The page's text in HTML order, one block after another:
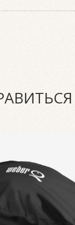
эти и другие
с вопросами и